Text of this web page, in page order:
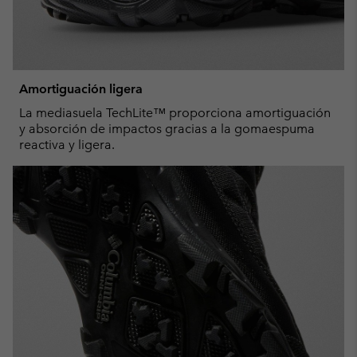
Amortiguación ligera
La mediasuela TechLite™ proporciona amortiguación
y absorción de impactos gracias a la gomaespuma
reactiva y ligera.